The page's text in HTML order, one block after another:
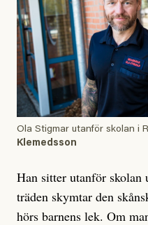
Ola Stigmar utanför skolan i
Klemedsson
Han sitter utanför skolan
träden skymtar den
hörs barnens lek. Om